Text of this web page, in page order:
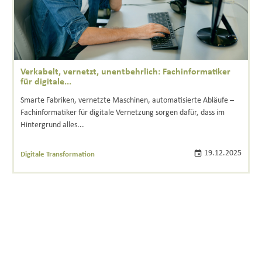
Verkabelt, vernetzt, unentbehrlich: Fachinformatiker
für digitale...
Smarte Fabriken, vernetzte Maschinen, automatisierte Abläufe –
Fachinformatiker für digitale Vernetzung sorgen dafür, dass im
Hintergrund alles...
Digitale Transformation 19.12.2025